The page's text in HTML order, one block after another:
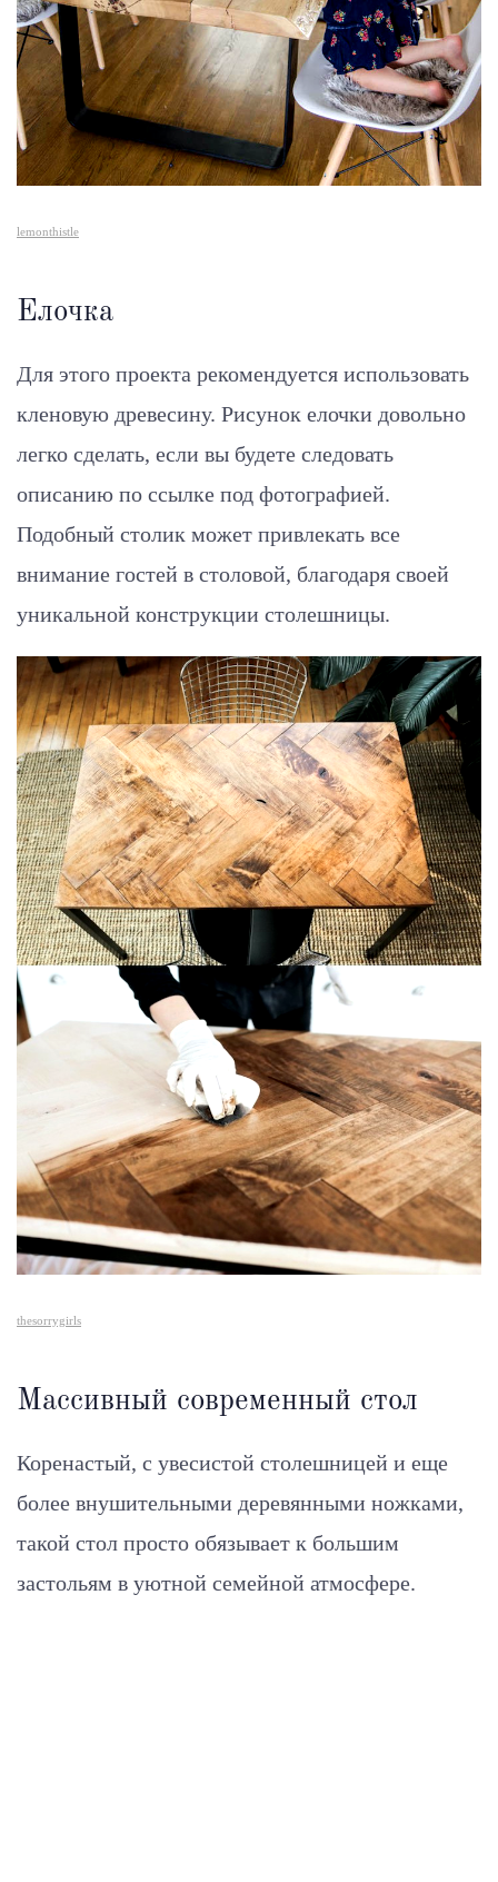
lemonthistle
Елочка
Для этого проекта рекомендуется использовать
кленовую древесину. Рисунок елочки довольно
легко сделать, если вы будете следовать
описанию по ссылке под фотографией.
Подобный столик может привлекать все
внимание гостей в столовой, благодаря своей
уникальной конструкции столешницы.
thesorrygirls
Массивный современный стол
Коренастый, с увесистой столешницей и еще
более внушительными деревянными ножками,
такой стол просто обязывает к большим
застольям в уютной семейной атмосфере.